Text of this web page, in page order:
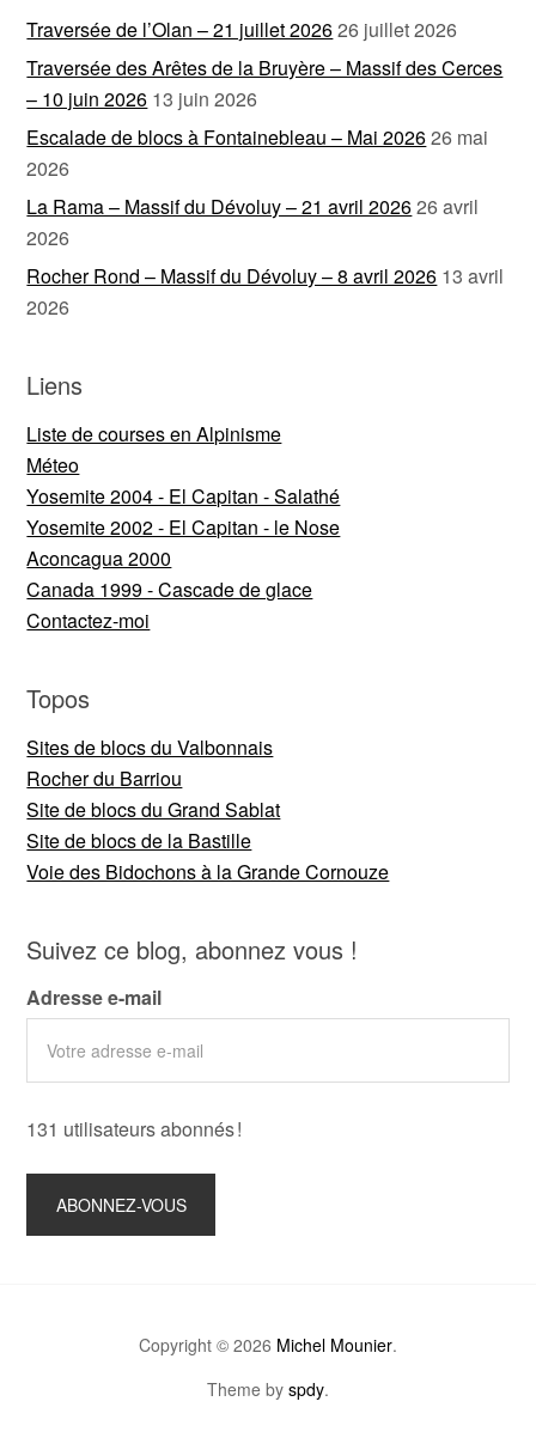
Traversée de l’Olan – 21 juillet 202626 juillet 2026
Traversée des Arêtes de la Bruyère – Massif des Cerces
– 10 juin 2026 13 juin 2026
Escalade de blocs à Fontainebleau – Mai 202626 mai
2026
La Rama – Massif du Dévoluy – 21 avril 202626 avril
2026
Rocher Rond – Massif du Dévoluy – 8 avril 2026 13 avril
2026
Liens
Liste de courses en Alpinisme
Méteo
Yosemite 2004 - El Capitan - Salathé
Yosemite 2002 - El Capitan - le Nose
Aconcagua 2000
Canada 1999 - Cascade de glace
Contactez-moi
Topos
Sites de blocs du Valbonnais
Rocher du Barriou
Site de blocs du Grand Sablat
Site de blocs de la Bastille
Voie des Bidochons à la Grande Cornouze
Suivez ce blog, abonnez vous !
Adresse e-mail
131 utilisateurs abonnés !
Copyright © 2026 Michel Mounier.
Theme by spdy.